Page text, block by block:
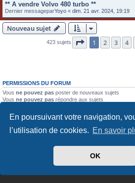
En poursuivant votre navigation,
l’utilisation de cookies. En savoir
OK
** A vendre Volvo 480 turbo **
Dernier messageparYoyo « dim. 21 avr. 2024, 19:19
Nouveau sujet
423 sujets Page 1sur17
1 2 3 4
PERMISSIONS DU FORUM
Vous ne pouvez pas poster de nouveaux sujets
Vous ne pouvez pas répondre aux sujets
Vous
ne pouvez pas
supprimer vos messages
Vousne pouvez pasjoindre des fichiers
phpBB® Forum
Traduit par